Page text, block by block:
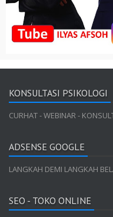
KONSULTASI PSIKOLOGI
CURHAT - WEBINAR -
ADSENSE GOOGLE
LANGKAH DEMI LANGKAH
SEO - TOKO ONLINE